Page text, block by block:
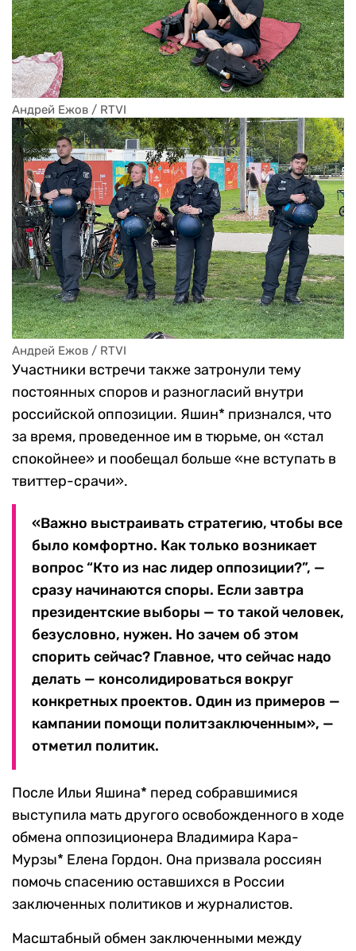
Андрей Ежов / RTVI
Андрей Ежов / RTVI
Участники встречи также затронули тему
постоянных споров и разногласий внутри
российской оппозиции. Яшин* признался, что
за время, проведенное им в тюрьме, он «стал
спокойнее» и пообещал больше «не вступать в
твиттер-срачи».
«Важно выстраивать стратегию, чтобы все
было комфортно. Как только возникает
вопрос “Кто из нас лидер оппозиции?”, —
сразу начинаются споры. Если завтра
президентские выборы — то такой человек,
безусловно, нужен. Но зачем об этом
спорить сейчас? Главное, что сейчас надо
делать — консолидироваться вокруг
конкретных проектов. Один из примеров —
кампании помощи политзаключенным», —
отметил политик.
После Ильи Яшина* перед собравшимися
выступила мать другого освобожденного в ходе
обмена оппозиционера Владимира Кара-
Мурзы* Елена Гордон. Она призвала россиян
помочь спасению оставшихся в России
заключенных политиков и журналистов.
Масштабный обмен заключенными между